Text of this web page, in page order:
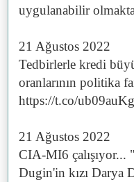
uygulanabilir
21 Ağustos 2022
Tedbirlerle kredi
oranlarının politika
https://t.co/
21 Ağustos 2022
CIA-MI6 çalışıyor...
Dugin'in kızı Darya